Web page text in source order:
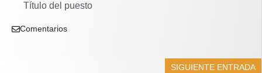
Título del puesto
Comentarios
SIGUIENTE ENTRADA